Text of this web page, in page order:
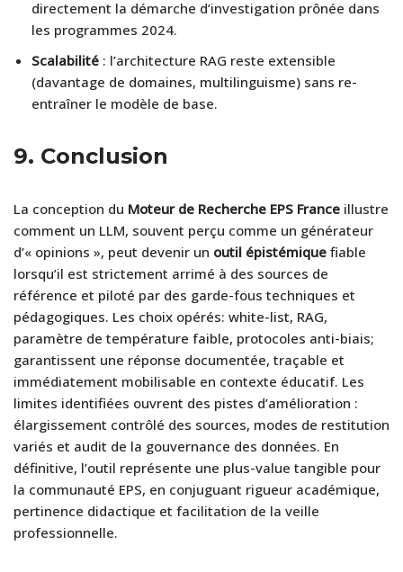
directement la démarche d’investigation prônée dans
les programmes 2024.
Scalabilité : l’architecture RAG reste extensible
(davantage de domaines, multilinguisme) sans re-
entraîner le modèle de base.
9. Conclusion
La conception du Moteur de Recherche EPS France illustre
comment un LLM, souvent perçu comme un générateur
d’« opinions », peut devenir un outil épistémique fiable
lorsqu’il est strictement arrimé à des sources de
référence et piloté par des garde-fous techniques et
pédagogiques. Les choix opérés: white-list, RAG,
paramètre de température faible, protocoles anti-biais;
garantissent une réponse documentée, traçable et
immédiatement mobilisable en contexte éducatif. Les
limites identifiées ouvrent des pistes d’amélioration :
élargissement contrôlé des sources, modes de restitution
variés et audit de la gouvernance des données. En
définitive, l’outil représente une plus-value tangible pour
la communauté EPS, en conjuguant rigueur académique,
pertinence didactique et facilitation de la veille
professionnelle.